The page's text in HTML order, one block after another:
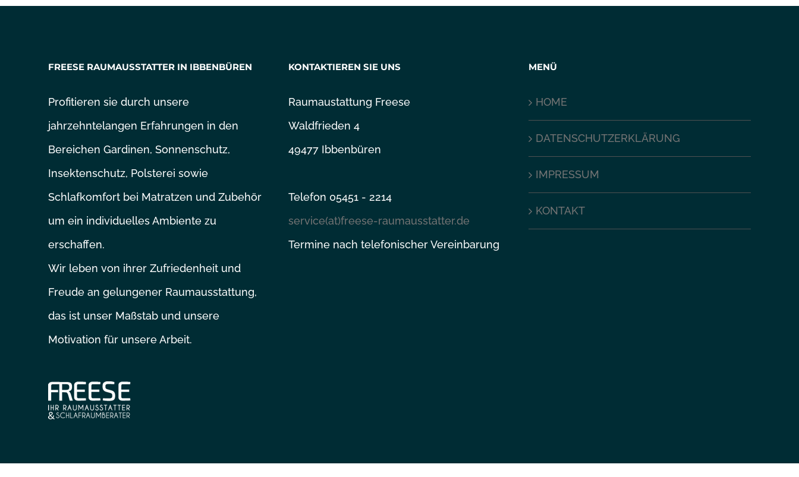
FREESE RAUMAUSSTATTER IN IBBENBÜREN
Profitieren sie durch unsere
jahrzehntelangen Erfahrungen in den
Bereichen Gardinen, Sonnenschutz,
Insektenschutz, Polsterei sowie
Schlafkomfort bei Matratzen und Zubehör
um ein individuelles Ambiente zu
erschaffen.
Wir leben von ihrer Zufriedenheit und
Freude an gelungener Raumausstattung,
das ist unser Maßstab und unsere
Motivation für unsere Arbeit.
KONTAKTIEREN SIE UNS
Raumaustattung Freese
Waldfrieden 4
49477 Ibbenbüren
Telefon 05451 - 2214
service(at)freese-raumausstatter.de
Termine nach telefonischer Vereinbarung
MENÜ
HOME
DATENSCHUTZERKLÄRUNG
IMPRESSUM
KONTAKT